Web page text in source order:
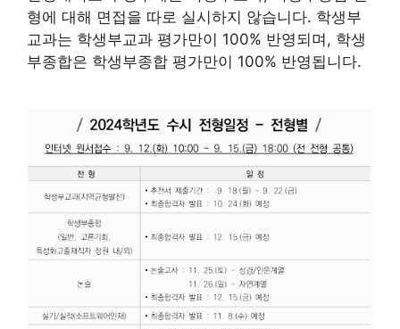
형에 대해 면접을 따로 실시하지 않습니다. 학생부
교과는 학생부교과 평가만이 100% 반영되며, 학생
부종합은 학생부종합 평가만이 100% 반영됩니다.